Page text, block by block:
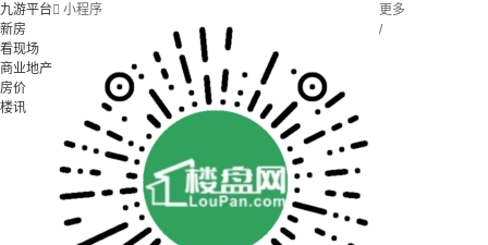
九游平台
新房
看现场
商业地产
房价
楼讯
 小程序
更多
/